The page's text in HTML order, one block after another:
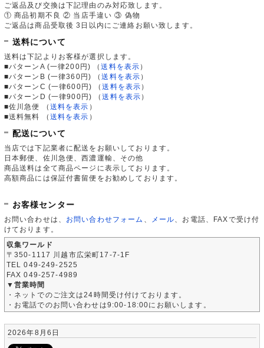
ご返品及び交換は下記理由のみ対応致します。
① 商品初期不良 ② 当店手違い ③ 偽物
ご返品は商品受取後 3日以内にご連絡お願い致します。
送料について
送料は下記よりお客様が選択します。
■パターンA (一律200円)
（送料を表示 ）
■パターンB (一律360円)
（送料を表示 ）
■パターンC (一律600円)
（送料を表示 ）
■パターンD (一律900円)
（送料を表示 ）
■佐川急便
（ 送料を表示 ）
■送料無料
（ 送料を表示 ）
配送について
当店では下記業者に配送をお願いしております。
日本郵便、佐川急便、西濃運輸、その他
商品送料は全て商品ページに表示しております。
高額商品には保証付書留便をお勧めしております。
お客様センター
お問い合わせは、 お問い合わせフォーム メール 、お電話、FAXで受け付
けております。
収集ワールド
〒350-1117 川越市広栄町17-7-1F
TEL 049-249-2525
FAX 049-257-4989
▼営業時間
・ネットでのご注文は24時間受け付けております。
・お電話でのお問い合わせは9:00-18:00にお願いします。
2026年8月6日